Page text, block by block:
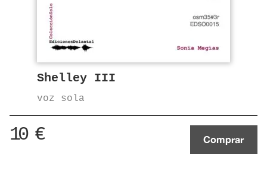
Shelley III
voz sola
10 € Comprar